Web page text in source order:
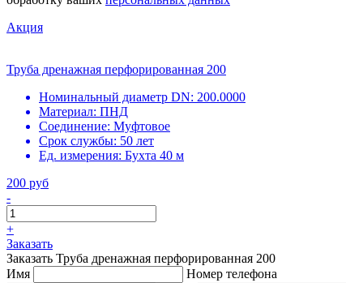
Акция
Труба дренажная перфорированная 200
Номинальный диаметр DN: 200.0000
Материал: ПНД
Соединение: Муфтовое
Срок службы: 50 лет
Ед. измерения: Бухта 40 м
200 руб
-
+
Заказать
Заказать Труба дренажная перфорированная 200
Имя
Номер телефона